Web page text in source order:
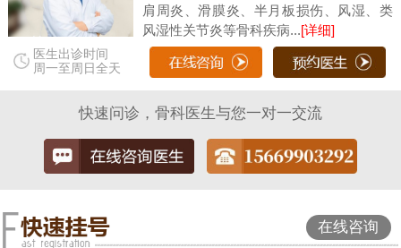
医生出诊时间
周一至周日全天
肩周炎、滑膜炎、半月板损伤、风湿、类
风湿性关节炎等骨科疾病...[详细]
快速问诊，骨科医生与您一对一交流
在线咨询